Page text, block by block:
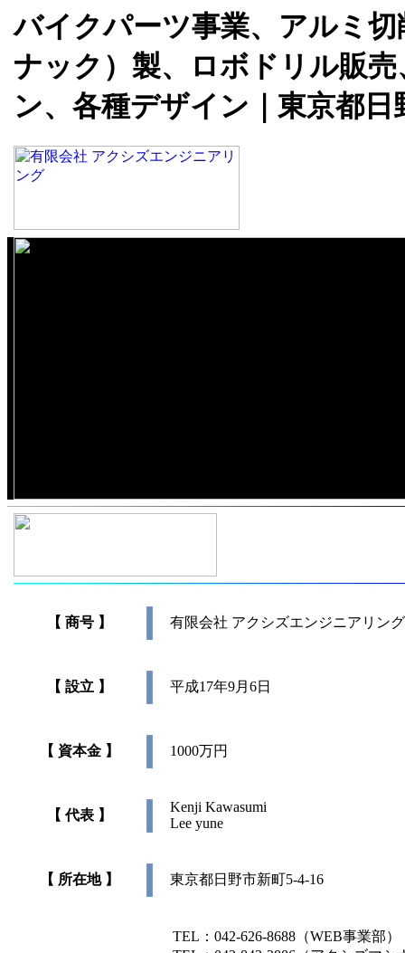
バイクパーツ事業、アルミ
ナック）製、ロボドリル販
ン、各種デザイン｜東京都日
【 商号 】 有限会社 アクシズエンジニアリング
【 設立 】 平成17年9月6日
【 資本金 】 1000万円
【 代表 】
Kenji Kawasumi
Lee yune
【 所在地 】 東京都日野市新町5-4-16
TEL：042-626-8688（WEB事業部）